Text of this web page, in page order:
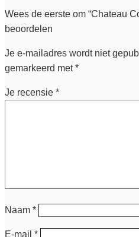
Wees de eerste om “Chateau
beoordelen
Je e-mailadres wordt niet
gemarkeerd met*
Je recensie *
Naam *
E-mail *